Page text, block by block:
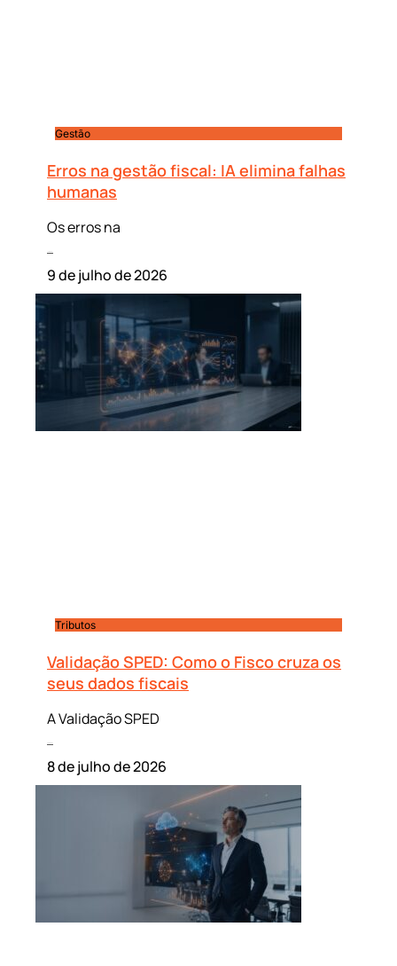
Gestão
Erros na gestão fiscal: IA elimina falhas
humanas
Os erros na
9 de julho de 2026
Tributos
Validação SPED: Como o Fisco cruza os
seus dados fiscais
A Validação SPED
8 de julho de 2026